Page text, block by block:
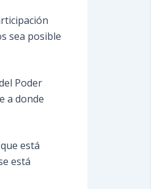
sea posible
Poder
a donde
está
está